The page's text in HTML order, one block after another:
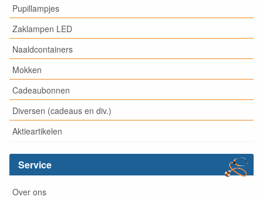
Pupillampjes
Zaklampen LED
Naaldcontainers
Mokken
Cadeaubonnen
Diversen (cadeaus en div.)
Aktieartikelen
Service
Over ons